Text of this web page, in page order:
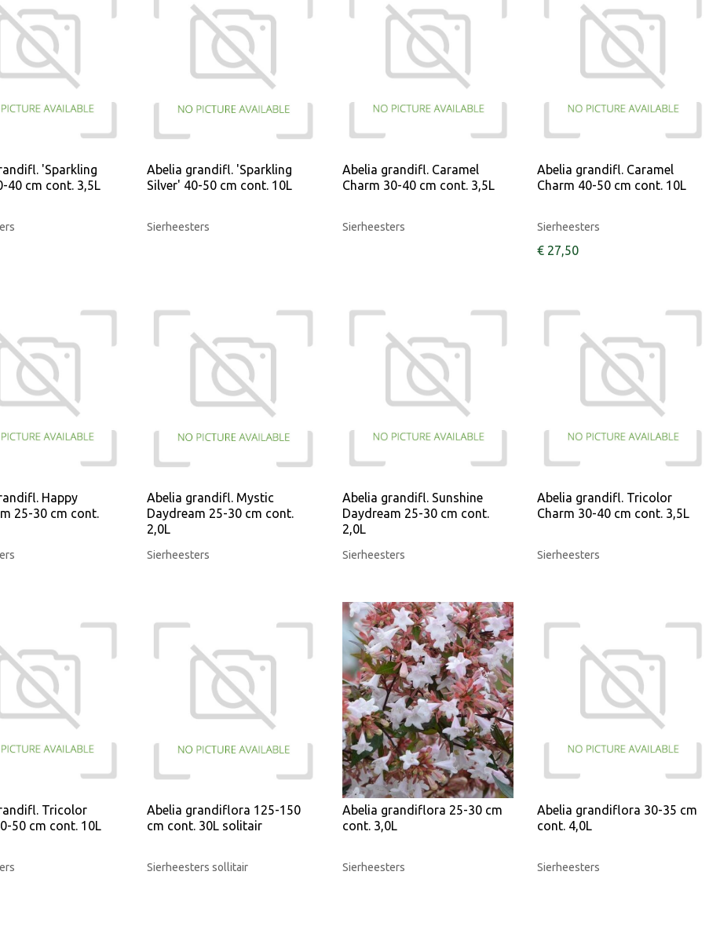
'Sparkling
40 cm cont. 3,5L
Abelia grandifl. 'Sparkling
Silver' 40-50 cm cont. 10L
Sierheesters
Abelia grandifl. Caramel
Charm 30-40 cm cont. 3,5L
Sierheesters
Abelia grandifl. Caramel
Charm 40-50 cm cont. 10L
Sierheesters
€ 27,50
Happy
25-30 cm cont.
Abelia grandifl. Mystic
Daydream 25-30 cm cont.
2,0L
Sierheesters
Abelia grandifl. Sunshine
Daydream 25-30 cm cont.
2,0L
Sierheesters
Abelia grandifl. Tricolor
Charm 30-40 cm cont. 3,5L
Sierheesters
Tricolor
50 cm cont. 10L
Abelia grandiflora 125-150
cm cont. 30L solitair
Sierheesters sollitair
Abelia grandiflora 25-30 cm
cont. 3,0L
Sierheesters
Abelia grandiflora 30-35 cm
cont. 4,0L
Sierheesters